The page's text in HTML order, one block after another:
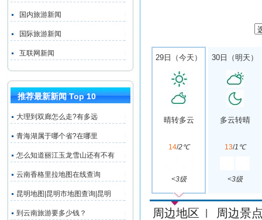
国内旅游新闻
国际旅游新闻
互联网新闻
推荐最新新闻 Top 10
大理到双廊怎么走?有多远
青海湖属于哪个省?在哪里
怎么知道丽江玉龙雪山还有不有
云南香格里拉地图在线查询
昆明地图|昆明市地图查询|昆明
到云南旅游要多少钱？
29日（今天）
晴转多云
14/2℃
<3级
30日（明天）
多云转晴
13/1℃
<3级
周边地区 周边景